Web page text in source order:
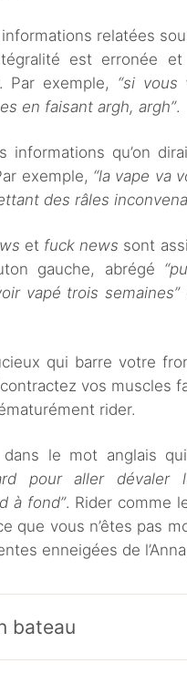
relatées
est erronée
Par exemple, “si vous
en faisant argh, argh”.
informations qu’on
exemple, “la vape va
des râles
et fuck news sont
gauche, abrégé
vapé trois semaines”
qui barre votre
vos muscles
rider.
le mot anglais
pour aller dévaler
à fond”. Rider comme
que vous n’êtes pas
enneigées de
bateau